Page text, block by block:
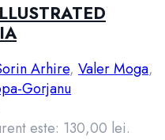
Arhire, Valer Moga,
Gorjanu
este: 130,00 lei.